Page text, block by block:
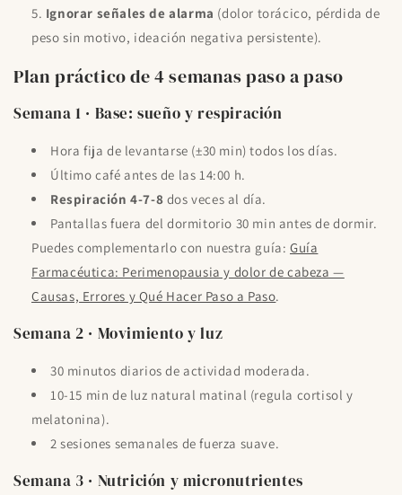
Ignorar señales de alarma (dolor torácico, pérdida de
peso sin motivo, ideación negativa persistente).
Plan práctico de 4 semanas paso a paso
Semana 1 · Base: sueño y respiración
Hora fija de levantarse (±30 min) todos los días.
Último café antes de las 14:00 h.
Respiración 4-7-8 dos veces al día.
Pantallas fuera del dormitorio 30 min antes de dormir.
Puedes complementarlo con nuestra guía:Guía
Farmacéutica: Perimenopausia y dolor de cabeza —
Causas, Errores y Qué Hacer Paso a Paso.
Semana 2 · Movimiento y luz
30 minutos diarios de actividad moderada.
10-15 min de luz natural matinal (regula cortisol y
melatonina).
2 sesiones semanales de fuerza suave.
Semana 3 · Nutrición y micronutrientes